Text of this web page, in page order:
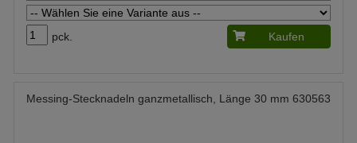
pck. Kaufen
Messing-Stecknadeln ganzmetallisch, Länge 30 mm 630563